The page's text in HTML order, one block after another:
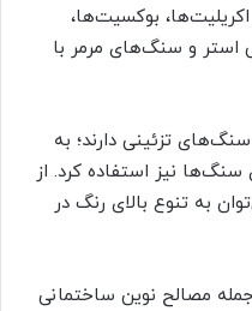
بوکسیت‌ها،
استر و سنگ‌های مرمر با
تزئینی دارند؛ به
نیز استفاده کرد. از
به تنوع بالای رنگ در
مصالح نوین ساختمانی